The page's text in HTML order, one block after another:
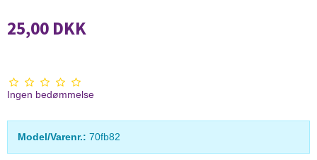
25,00 DKK
Ingen bedømmelse
Model/Varenr.: 70fb82